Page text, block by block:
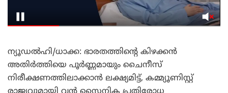
ന്യൂഡൽഹി/ധാക്ക: ഭാരതത്തിന്റെ കിഴക്കൻ
അതിർത്തിയെ പൂർണ്ണമായും ചൈനീസ്
നിരീക്ഷണത്തിലാക്കാൻ ലക്ഷ്യമിട്ട്, കമ്മ്യൂണിസ്റ്റ്